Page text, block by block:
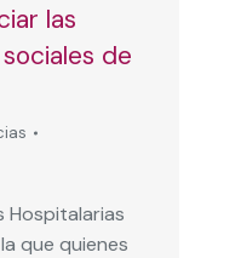
las
de
Hospitalarias
que quienes